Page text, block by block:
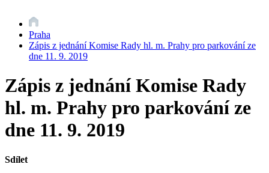
Praha
Zápis z jednání Komise Rady hl. m. Prahy pro parkování ze
dne 11. 9. 2019
Zápis z jednání Komise Rady
hl. m. Prahy pro parkování ze
dne 11. 9. 2019
Sdílet